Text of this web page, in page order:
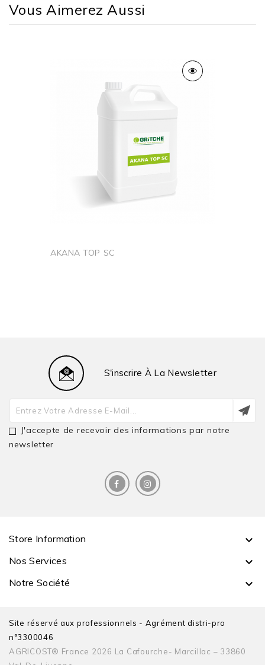
Produit De Référence
Oignon
Vous Aimerez Aussi
AKANA TOP SC
S'inscrire À La Newsletter
J'accepte de recevoir des informations par notre
newsletter
Store Information 
Nos Services 
Notre Société 
Site réservé aux professionnels - Agrément distri-pro
n°3300046
AGRICOST® France 2026 La Cafourche- Marcillac – 33860